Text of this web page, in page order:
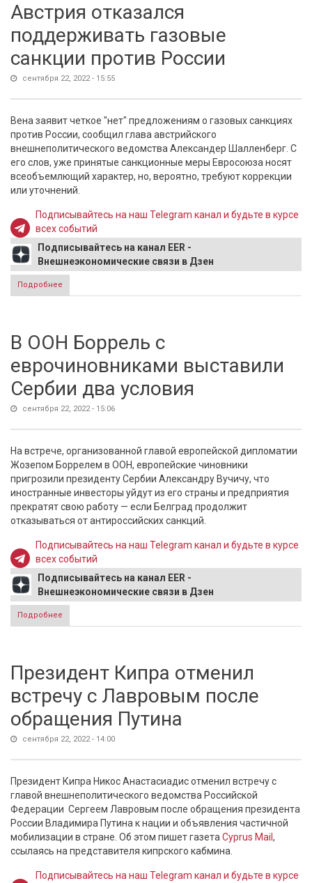
Австрия отказался
поддерживать газовые
санкции против России
сентября 22, 2022 - 15:55
Вена заявит четкое "нет" предложениям о газовых санкциях
против России, сообщил глава австрийского
внешнеполитического ведомства Александер Шалленберг. С
его слов, уже принятые санкционные меры Евросоюза носят
всеобъемлющий характер, но, вероятно, требуют коррекции
или уточнений.
Подписывайтесь на наш Telegram канал и будьте в курсе
всех событий
Подписывайтесь на канал EER -
Внешнеэкономические связи в Дзен
Подробнее
против России
В ООН Боррель с
еврочиновниками выставили
Сербии два условия
сентября 22, 2022 - 15:06
На встрече, организованной главой европейской дипломатии
Жозепом Боррелем в ООН, европейские чиновники
пригрозили президенту Сербии Александру Вучичу, что
иностранные инвесторы уйдут из его страны и предприятия
прекратят свою работу — если Белград продолжит
отказываться от антироссийских санкций.
Подписывайтесь на наш Telegram канал и будьте в курсе
всех событий
Подписывайтесь на канал EER -
Внешнеэкономические связи в Дзен
Подробнее
два условия
Президент Кипра отменил
встречу с Лавровым после
обращения Путина
сентября 22, 2022 - 14:00
Президент Кипра Никос Анастасиадис отменил встречу с
главой внешнеполитического ведомства Российской
Федерации Сергеем Лавровым после обращения президента
России Владимира Путина к нации и объявления частичной
мобилизации в стране. Об этом пишет газета Cyprus Mail ,
ссылаясь на представителя кипрского кабмина.
Подписывайтесь на наш Telegram канал и будьте в курсе